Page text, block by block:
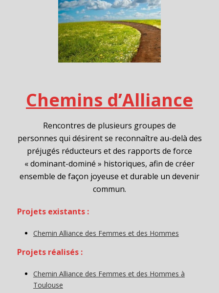
Chemins d’Alliance
Rencontres de plusieurs groupes de
personnes qui désirent se reconnaître au-delà des
préjugés réducteurs et des rapports de force
« dominant-dominé » historiques, afin de créer
ensemble de façon joyeuse et durable un devenir
commun.
Projets existants :
Chemin Alliance des Femmes et des Hommes
Projets réalisés :
Chemin Alliance des Femmes et des Hommes à
Toulouse